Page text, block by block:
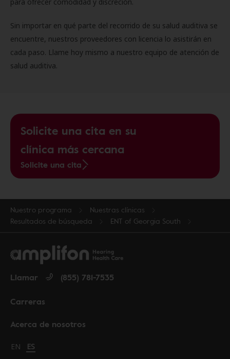
Sin importar en qué parte del recorrido de su salud auditiva se
encuentre, nuestros proveedores con licencia lo asistirán en
cada paso. Llame hoy mismo a nuestro equipo de atención de
salud auditiva.
Solicite una cita en su
clínica más cercana
Solicite una cita
Nuestro programa
Nuestras clínicas
Resultados de búsqueda
ENT of Georgia South
Acerca de nosotros
Carreras
Llamar (855) 781-7535
Change language to English
EN Cambiar idioma a español
ES